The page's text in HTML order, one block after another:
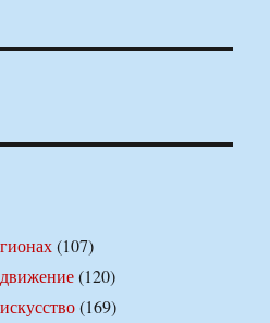
(107)
(120)
(169)